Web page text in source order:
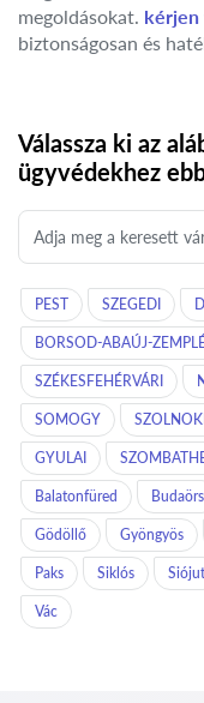
megoldásokat. kérjen
biztonságosan és
Válassza ki az
ügyvédekhez
PEST SZEGEDI
BORSOD-ABAÚJ-
SZÉKESFEHÉRVÁRI
SOMOGY SZOLNOKI
GYULAI
Balatonfüred Budaörs
Gödöllő Gyöngyös
Paks Siklós Siójut
Vác